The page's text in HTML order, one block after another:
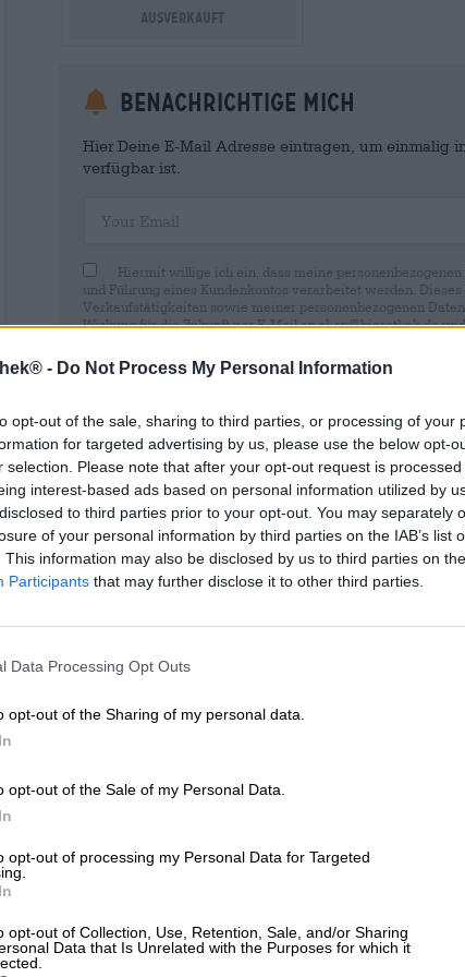
- Do Not Process My Personal Information
opt-out of the sale, sharing to third parties, or processing of your
for targeted advertising by us, please use the below opt-
selection. Please note that after your opt-out request is
interest-based ads based on personal information utilized by
to third parties prior to your opt-out. You may separately
of your personal information by third parties on the IAB’s list
This information may also be disclosed by us to third parties on the
Participants that may further disclose it to other third parties.
Data Processing Opt Outs
opt-out of the Sharing of my personal data.
opt-out of the Sale of my Personal Data.
opt-out of processing my Personal Data for Targeted
opt-out of Collection, Use, Retention, Sale, and/or Sharing
Data that Is Unrelated with the Purposes for which it
Ausverkauft
Benachrichtige mich
Hier Deine E-Mail Adresse eintragen, um einmalig
verfügbar ist.
Hiermit willige ich ein, dass meine
und Führung eines Kundenkontos verarbeitet werden.
Verkaufstätigkeiten sowie meiner personenbezogenen
Wirkung für die Zukunft per E-Mail an shop@bierothek.de
durch den Widerruf der Einwilligung die Rechtmäßigkeit
Verarbeitung nicht berührt wird. Weitere Informationen
* Preise inkl. gesetzlicher MwSt. zzgl. Versandkosten zzgl.
Beschreibung Infos Bewertungen(0)
Die erste Version dieses Bieres erschien im Jahr
Weekends gebraut. Die Resonanz war gelinde
kriegen von dieser dunklen, kräftigen Schönheit
Schluck und schworen der Kreation für immer ab.
Geschmack. Weil das Bier für die Messe gebraut
schon ausverkauft war. Nach einiger Zeit
denn einige eingefleischte Fans der Brauerei
gepackt und wurden mit einem ganz anderen Bier
die breite Süße zu einem ausbalancierten,
An genau diese Version ihres Bieres knüpft die
Magustoit, was übersetzt „des Teufels Dessert“
haben sich die Brauer bei der Entwicklung etwas
Um die volle Bandbreite der Aromen erleben zu
Trinktemperatur von etwa 8 Grad Celsius zu